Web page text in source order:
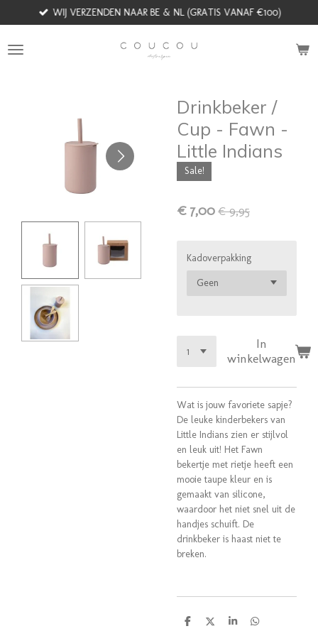
direct
naar
de
WIJ VERZENDEN NAAR BE & NL (GRATIS VANAF €100)
Drinkbeker /
Cup - Fawn -
Little Indians
Sale!
€ 7,00 € 9,95
Kadoverpakking
In
winkelwagen
Wat is jouw favoriete sapje?
De leuke kinderbekers van
Little Indians zien er stijlvol
en leuk uit! Het Fawn
bekertje met rietje heeft een
mooie taupe kleur en is
gemaakt van silicone,
waardoor het niet snel uit de
handjes schuift. De
drinkbeker is haast niet te
breken.
D
D
S
D